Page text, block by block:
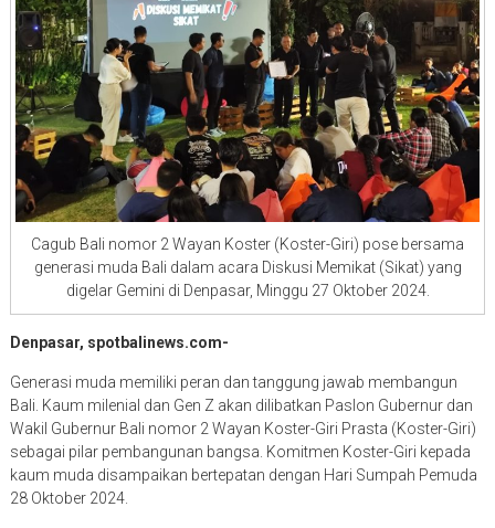
Cagub Bali nomor 2 Wayan Koster (Koster-Giri) pose bersama
generasi muda Bali dalam acara Diskusi Memikat (Sikat) yang
digelar Gemini di Denpasar, Minggu 27 Oktober 2024.
Denpasar, spotbalinews.com-
Generasi muda memiliki peran dan tanggung jawab membangun
Bali. Kaum milenial dan Gen Z akan dilibatkan Paslon Gubernur dan
Wakil Gubernur Bali nomor 2 Wayan Koster-Giri Prasta (Koster-Giri)
sebagai pilar pembangunan bangsa. Komitmen Koster-Giri kepada
kaum muda disampaikan bertepatan dengan Hari Sumpah Pemuda
28 Oktober 2024.